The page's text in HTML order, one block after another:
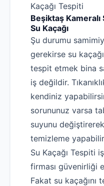
Kaçağı Tespiti
Beşiktaş Kameralı
Su Kaçağı
Şu durumu
gerekirse su
tespit etmek bina
iş değildir.
kendiniz
sorununuz varsa
suyunu
temizleme
Su Kaçağı Tespiti
firması güvenirliği
Fakat su